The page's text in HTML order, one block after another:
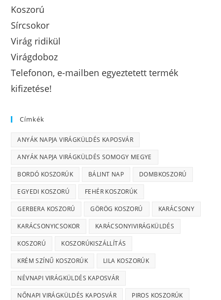
Koszorú
Sírcsokor
Virág ridikül
Virágdoboz
Telefonon, e-mailben egyeztetett termék
kifizetése!
Címkék
ANYÁK NAPJA VIRÁGKÜLDÉS KAPOSVÁR
ANYÁK NAPJA VIRÁGKÜLDÉS SOMOGY MEGYE
BORDÓ KOSZORÚK BÁLINT NAP DOMBKOSZORÚ
EGYEDI KOSZORÚ FEHÉR KOSZORÚK
GERBERA KOSZORÚ GÖRÖG KOSZORÚ KARÁCSONY
KARÁCSONYICSOKOR KARÁCSONYIVIRÁGKÜLDÉS
KOSZORÚ KOSZORÚKISZÁLLÍTÁS
KRÉM SZÍNŰ KOSZORÚK LILA KOSZORÚK
NÉVNAPI VIRÁGKÜLDÉS KAPOSVÁR
NŐNAPI VIRÁGKÜLDÉS KAPOSVÁR PIROS KOSZORÚK